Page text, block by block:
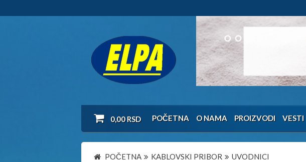
0,00RSD POČETNA O NAMA PROIZVODI VESTI
POČETNA KABLOVSKI PRIBOR UVODNICI